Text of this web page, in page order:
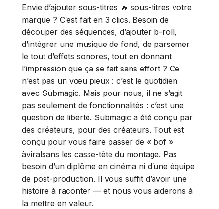
Envie d’ajouter sous-titres 🔥 sous-titres votre
marque ? C’est fait en 3 clics. Besoin de
découper des séquences, d’ajouter b-roll,
d’intégrer une musique de fond, de parsemer
le tout d’effets sonores, tout en donnant
l’impression que ça se fait sans effort ? Ce
n’est pas un vœu pieux : c’est le quotidien
avec Submagic. Mais pour nous, il ne s’agit
pas seulement de fonctionnalités : c’est une
question de liberté. Submagic a été conçu par
des créateurs, pour des créateurs. Tout est
conçu pour vous faire passer de « bof »
àviralsans les casse-tête du montage. Pas
besoin d’un diplôme en cinéma ni d’une équipe
de post-production. Il vous suffit d’avoir une
histoire à raconter — et nous vous aiderons à
la mettre en valeur.